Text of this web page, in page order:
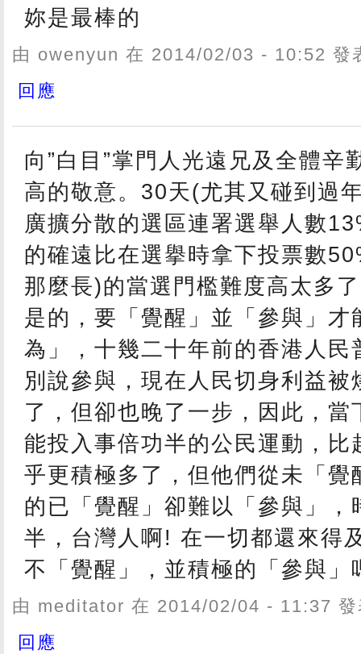
妳是最棒的
由 owenyun 在 2014/02/03 - 10:52 發
回應
向”白目”掌門人光遠兄及全體辛
高的敬意。30天(尤其又碰到過
廣擴分散的選區連署選舉人數
的確遠比在選擧時拿下投票數
那麼長)的當選門檻難度高太多
是的，要「覺醒」並「參與」才
為」，十幾二十年前的香港人民
別說參與，現在人民切身利益被
了，但卻也晚了一步，因此，當
能投入事倍功半的公民運動，比
乎更積極多了，但他們從未「覺
的已「覺醒」卻難以「參與」，
半，台灣人啊! 在一切都還來得
不「覺醒」，並積極的「參與」
由 meditator 在 2014/02/04 - 11:37 發
回應